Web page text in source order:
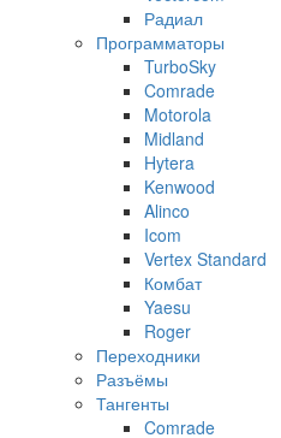
Радиал
Программаторы
TurboSky
Comrade
Motorola
Midland
Hytera
Kenwood
Alinco
Icom
Vertex Standard
Комбат
Yaesu
Roger
Переходники
Разъёмы
Тангенты
Comrade